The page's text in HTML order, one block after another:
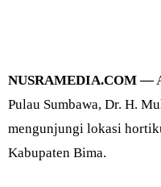
NUSRAMEDIA.COM —
Pulau Sumbawa, Dr. H.
mengunjungi lokasi
Kabupaten Bima.